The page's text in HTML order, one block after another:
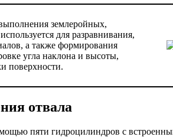
землеройных,
для разравнивания,
а также формирования
угла наклона и высоты,
поверхности.
отвала
пяти гидроцилиндров с